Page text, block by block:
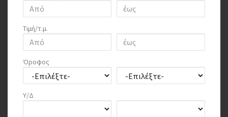
Τιμή/τ.μ.
Όροφος
Υ/Δ